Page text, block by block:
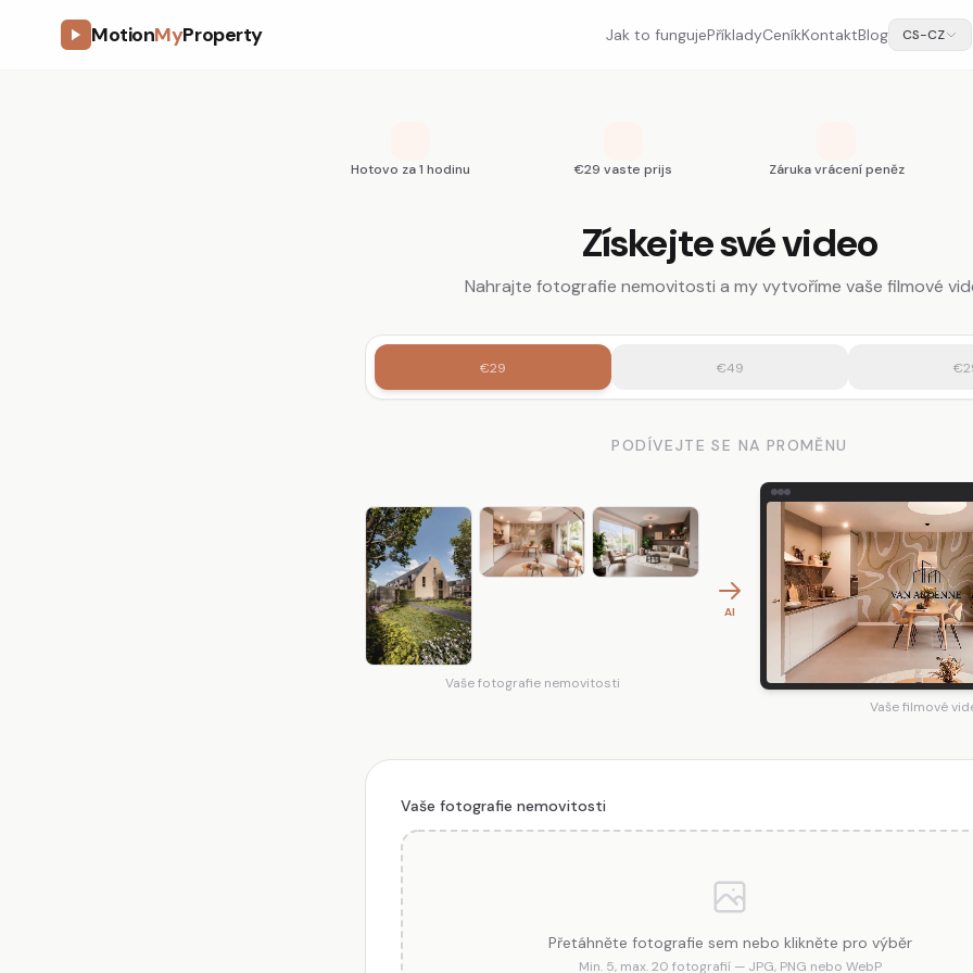
MotionMyProperty Jak to fungujePříkladyCeníkKontaktBlog CS-CZ
Hotovo za 1 hodinu €29 vaste prijs Záruka vrácení peněz
Získejte své video
Nahrajte fotografie nemovitosti a my vytvoříme vaše filmové
€29 €49
PODÍVEJTE SE NA PROMĚNU
Vaše fotografie nemovitosti
AI
Vaše filmové
Vaše fotografie nemovitosti
Přetáhněte fotografie sem nebo klikněte pro výběr
Min. 5, max. 20 fotografií — JPG, PNG nebo WebP